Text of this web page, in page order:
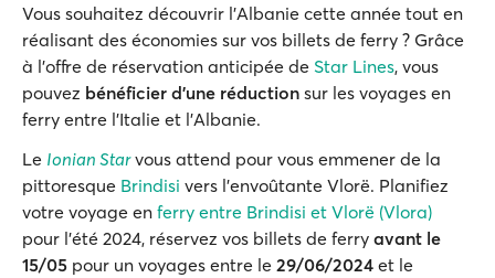
Vous souhaitez découvrir l'Albanie cette année tout en
réalisant des économies sur vos billets de ferry ? Grâce
à l'offre de réservation anticipée de Star Lines, vous
pouvez bénéficier d'une réduction sur les voyages en
ferry entre l'Italie et l'Albanie.
Le Ionian Starvous attend pour vous emmener de la
pittoresque Brindisi vers l'envoûtante Vlorë. Planifiez
votre voyage en ferry entre Brindisi et Vlorë (Vlora)
pour l'été 2024, réservez vos billets de ferry avant le
15/05 pour un voyages entre le 29/06/2024 et le